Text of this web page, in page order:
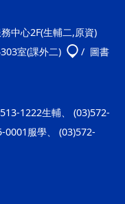
中心2F(生輔二,原資)
室(課外二)
/ 圖書
1222生輔、 (03)572-
0001服學、 (03)572-